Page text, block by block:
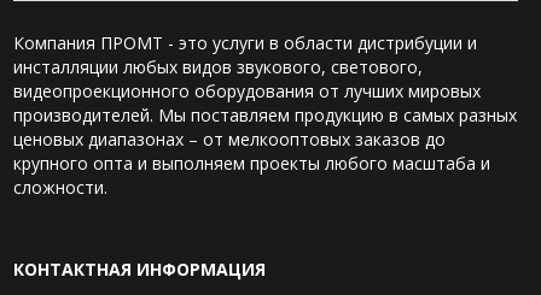
Компания ПРОМТ - это услуги в области дистрибуции и
инсталляции любых видов звукового, светового,
видеопроекционного оборудования от лучших мировых
производителей. Мы поставляем продукцию в самых разных
ценовых диапазонах – от мелкооптовых заказов до
крупного опта и выполняем проекты любого масштаба и
сложности.
КОНТАКТНАЯ ИНФОРМАЦИЯ